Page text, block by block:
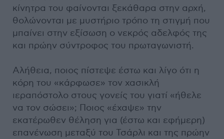
κίνητρα του φαίνονται ξεκάθαρα στην αρχή,
θολώνονται με μυστήριο τρόπο τη στιγμή που
μπαίνει στην εξίσωση ο νεκρός αδελφός της
και πρώην σύντροφος του πρωταγωνιστή.
Αλήθεια, ποιος πίστεψε έστω και λίγο ότι η
κόρη του «κάρφωσε» τον χασικλή
ιεραπόστολο στους γονείς του γιατί «ήθελε
να τον σώσει»; Ποιος «έχαψε» την
εκατέρωθεν θέληση για (έστω και εφήμερη)
επανένωση μεταξύ του Τσάρλι και της πρώην